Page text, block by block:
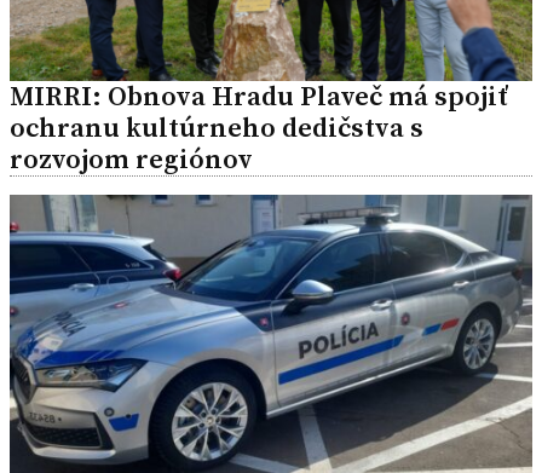
MIRRI: Obnova Hradu Plaveč má spojiť
ochranu kultúrneho dedičstva s
rozvojom regiónov